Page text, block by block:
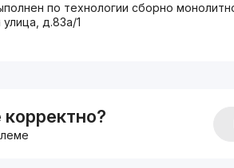
по технологии сборно
д.83a/1